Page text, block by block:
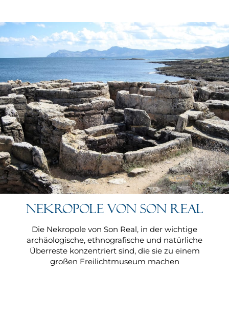
Nekropole von Son Real
Die Nekropole von Son Real, in der wichtige
archäologische, ethnografische und natürliche
Überreste konzentriert sind, die sie zu einem
großen Freilichtmuseum machen